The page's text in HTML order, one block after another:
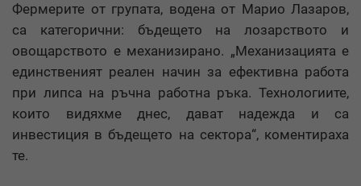
Фермерите от групата, водена от Марио Лазаров,
са категорични: бъдещето на лозарството и
овощарството е механизирано. „Механизацията е
единственият реален начин за ефективна работа
при липса на ръчна работна ръка. Технологиите,
които видяхме днес, дават надежда и са
инвестиция в бъдещето на сектора“, коментираха
те.